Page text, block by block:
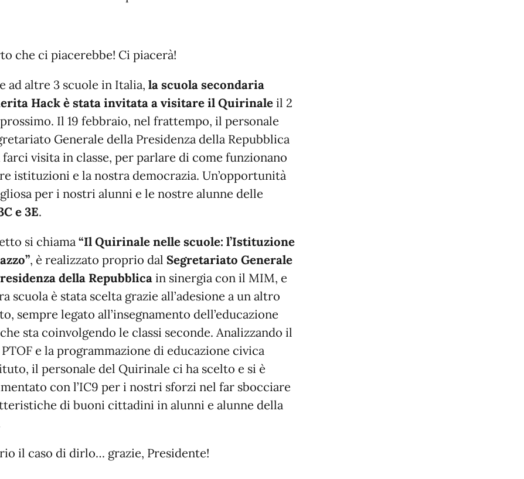
che ci piacerebbe! Ci piacerà!
ad altre 3 scuole in Italia, la scuola secondaria
Hack è stata invitata a visitare il Quirinaleil 2
Il 19 febbraio, nel frattempo, il personale
Generale della Presidenza della Repubblica
farci visita in classe, per parlare di come funzionano
istituzioni e la nostra democrazia. Un’opportunità
per i nostri alunni e le nostre alunne delle
e 3E.
si chiama“Il Quirinale nelle scuole: l’Istituzione
, è realizzato proprio dal Segretariato Generale
della Repubblicain sinergia con il MIM, e
scuola è stata scelta grazie all’adesione a un altro
sempre legato all’insegnamento dell’educazione
sta coinvolgendo le classi seconde. Analizzando il
e la programmazione di educazione civica
il personale del Quirinale ci ha scelto e si è
con l’IC9 per i nostri sforzi nel far sbocciare
di buoni cittadini in alunni e alunne della
il caso di dirlo… grazie, Presidente!